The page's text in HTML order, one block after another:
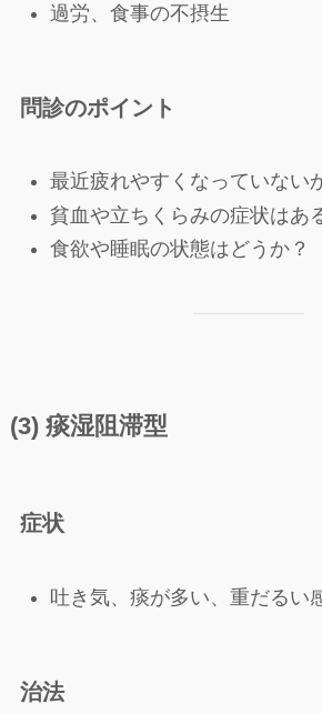
過労、食事の不摂生
問診のポイント
最近疲れやすくなっていない
貧血や立ちくらみの症状はあ
食欲や睡眠の状態はどうか？
(3) 痰湿阻滞型
症状
吐き気、痰が多い、重だるい
治法